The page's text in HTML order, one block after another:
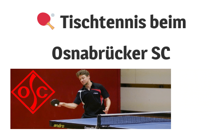
Tischtennis beim
Osnabrücker SC